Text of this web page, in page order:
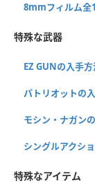
8mmフィルム全
特殊な武器
EZ GUNの入手
パトリオットの
モシン・ナガン
シングルアクシ
特殊なアイテム